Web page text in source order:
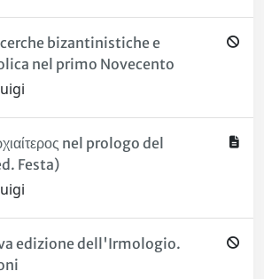
bizantinistiche e
nel primo Novecento
nel prologo del
Festa)
edizione dell'Irmologio.